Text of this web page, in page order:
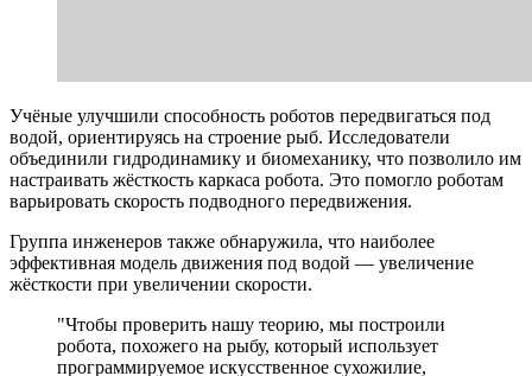
Учёные улучшили способность роботов передвигаться под
водой, ориентируясь на строение рыб. Исследователи
объединили гидродинамику и биомеханику, что позволило им
настраивать жёсткость каркаса робота. Это помогло роботам
варьировать скорость подводного передвижения.
Группа инженеров также обнаружила, что наиболее
эффективная модель движения под водой — увеличение
жёсткости при увеличении скорости.
"Чтобы проверить нашу теорию, мы построили
робота, похожего на рыбу, который использует
программируемое искусственное сухожилие,